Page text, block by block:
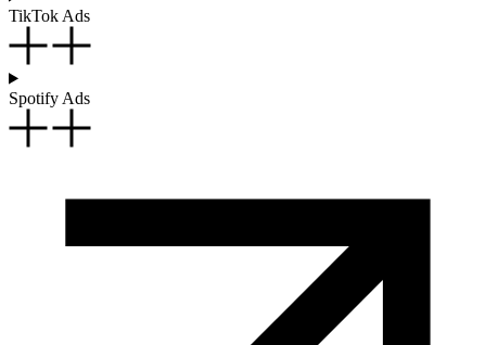
TikTok Ads
Spotify Ads